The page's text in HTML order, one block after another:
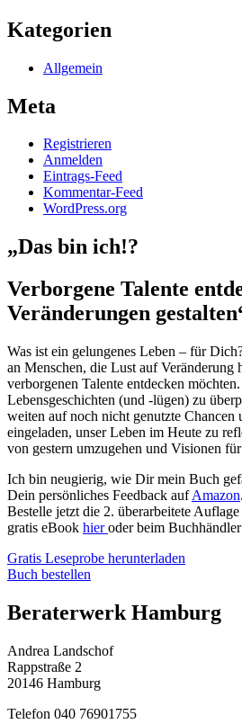
Kategorien
Allgemein
Meta
Registrieren
Anmelden
Eintrags-Feed
Kommentar-Feed
WordPress.org
„Das bin ich!?
Verborgene Talente
Veränderungen
Was ist ein gelungenes Leben – für
an Menschen, die Lust auf Veränderung
verborgenen Talente entdecken
Lebensgeschichten (und -lügen) zu
weiten auf noch nicht genutzte Chancen
eingeladen, unser Leben im Heute zu
von gestern umzugehen und Visionen
Ich bin neugierig, wie Dir mein Buch
Dein persönliches Feedback aufAmazon.
Bestelle jetzt die 2. überarbeitete
gratis eBook hieroder beim
Gratis Leseprobe herunterladen
Buch bestellen
Beraterwerk Hamburg
Andrea Landschof
Rappstraße 2
20146 Hamburg
Telefon 040 76901755